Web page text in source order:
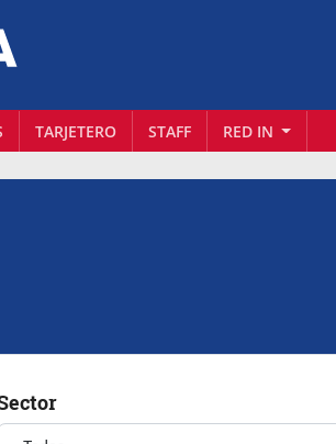
TARJETERO STAFF RED IN